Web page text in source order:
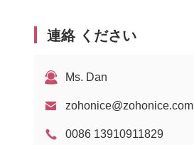
連絡 ください
Ms. Dan
zohonice@zohonice.com
0086 13910911829